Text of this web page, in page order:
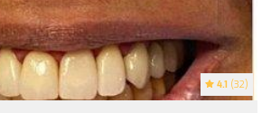
4.1 (32)